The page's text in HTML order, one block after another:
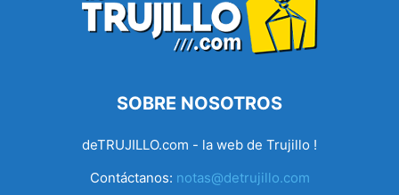
SOBRE NOSOTROS
deTRUJILLO.com - la web de Trujillo !
Contáctanos: notas@detrujillo.com